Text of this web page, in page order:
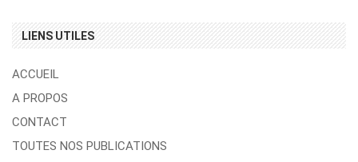
LIENS UTILES
ACCUEIL
A PROPOS
CONTACT
TOUTES NOS PUBLICATIONS